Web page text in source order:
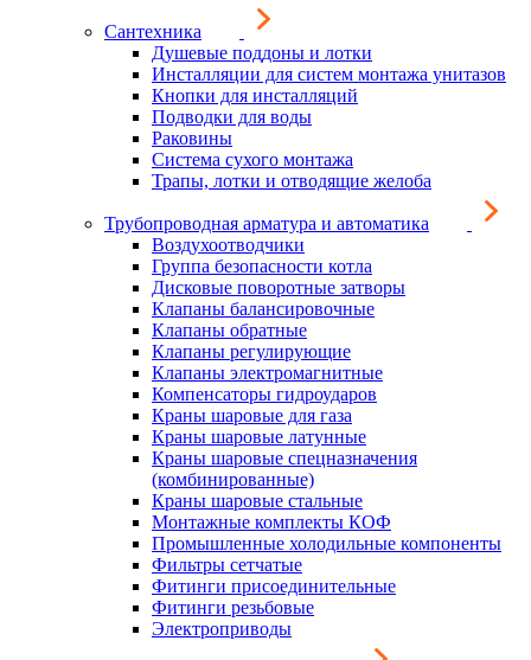
Сантехника
Душевые поддоны и лотки
Инсталляции для систем монтажа унитазов
Кнопки для инсталляций
Подводки для воды
Раковины
Система сухого монтажа
Трапы, лотки и отводящие желоба
Трубопроводная арматура и автоматика
Воздухоотводчики
Группа безопасности котла
Дисковые поворотные затворы
Клапаны балансировочные
Клапаны обратные
Клапаны регулирующие
Клапаны электромагнитные
Компенсаторы гидроударов
Краны шаровые для газа
Краны шаровые латунные
Краны шаровые спецназначения
(комбинированные)
Краны шаровые стальные
Монтажные комплекты КОФ
Промышленные холодильные компоненты
Фильтры сетчатые
Фитинги присоединительные
Фитинги резьбовые
Электроприводы